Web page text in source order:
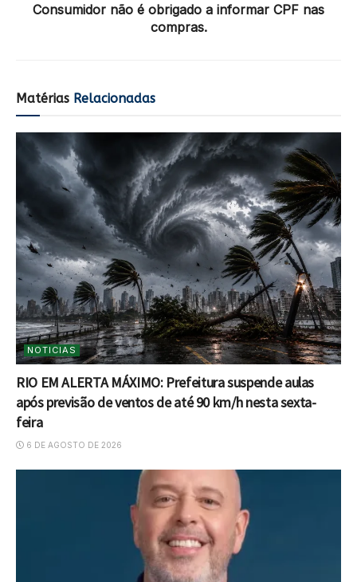
Consumidor não é obrigado a informar CPF nas
compras.
Matérias Relacionadas
NOTICIAS
RIO EM ALERTA MÁXIMO: Prefeitura suspende aulas
após previsão de ventos de até 90 km/h nesta sexta-
feira
6 DE AGOSTO DE 2026